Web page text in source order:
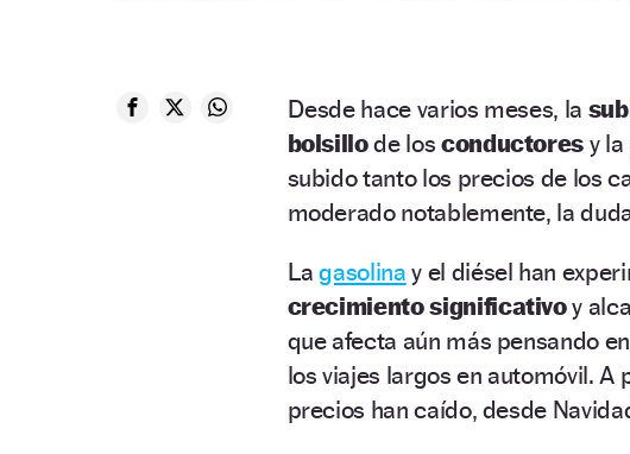
Desde hace varios meses, la
bolsillode los conductores y
subido tanto los precios de los
moderado notablemente, la
Lagasolina y el diésel han
crecimientosignificativoy
que afecta aún más pensando
los viajes largos en automóvil. A
precios han caído, desde